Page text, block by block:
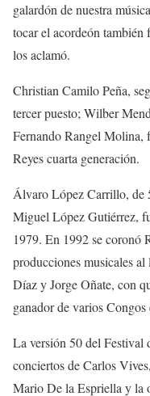
galardón de nuestra
tocar el acordeón
los aclamó.
Christian Camilo Peña,
tercer puesto; Wilber
Fernando Rangel Molina,
Reyes cuarta generación.
Álvaro López Carrillo, de
Miguel López Gutiérrez,
1979. En 1992 se coronó
producciones musicales
Díaz y Jorge Oñate, con
ganador de varios Congos
La versión 50 del Festival
conciertos de Carlos
Mario De la Espriella y la